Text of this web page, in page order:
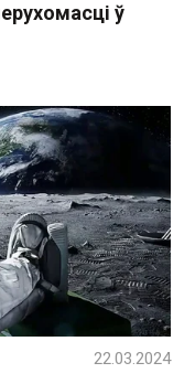
ў
22.03.2024